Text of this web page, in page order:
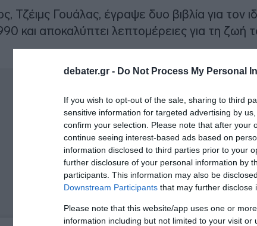
debater.gr - Do Not Process My Personal
If you wish to opt-out of the sale, sharing to third
sensitive information for targeted advertising by
confirm your selection. Please note that after your
continue seeing interest-based ads based on
information disclosed to third parties prior to your
further disclosure of your personal information by
participants. This information may also be
Downstream Participants that may further disclose
Please note that this website/app uses one or
information including but not limited to your visit
Τζέιμς Γουάλας, έγραψε δυο βιβλία για τον
και αποκαλύπτει λεπτομέρειες για τη ζωή
ΔΙΑΦΗΜΙΣΗ